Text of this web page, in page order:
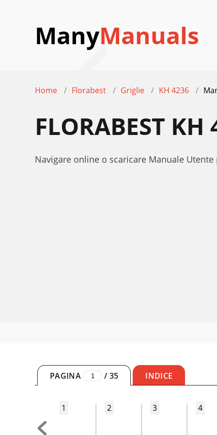
ManyManuals
Home Florabest Griglie KH 4236
FLORABEST
Navigare online o scaricare Manuale
PAGINA / 35 INDICE
1 2 3 4